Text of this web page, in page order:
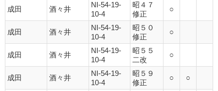
成田 酒々井
NI-54-19-
10-4
昭４７
修正
○
成田 酒々井
NI-54-19-
10-4
昭５０
修正
○
成田 酒々井
NI-54-19-
10-4
昭５５
二改
○
成田 酒々井
NI-54-19-
10-4
昭５９
修正
○ ○